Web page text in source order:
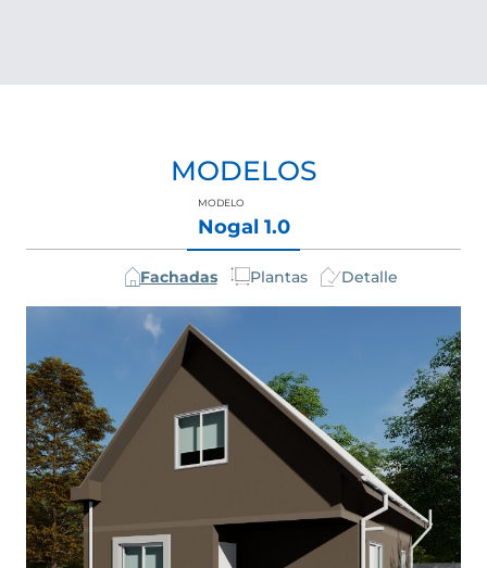
MODELOS
MODELO
Nogal 1.0
Fachadas Plantas Detalle